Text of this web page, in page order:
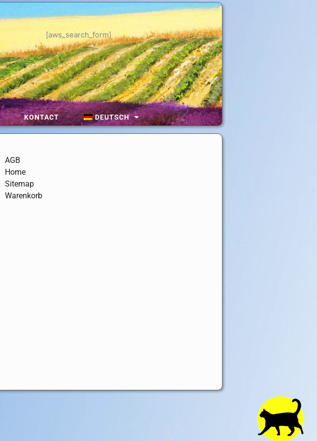
[aws_search_form]
KONTACT DEUTSCH
AGB
Home
Sitemap
Warenkorb